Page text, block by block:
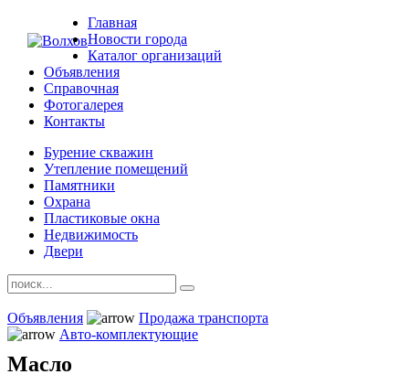
Главная
Новости города
Каталог организаций
Объявления
Справочная
Фотогалерея
Контакты
Бурение скважин
Утепление помещений
Памятники
Охрана
Пластиковые окна
Недвижимость
Двери
Объявления
Продажа транспорта
Авто-комплектующие
Масло